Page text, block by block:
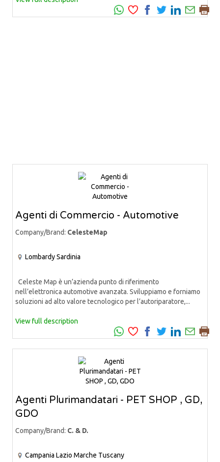
Agenti di Commercio - Automotive
Company/Brand: CelesteMap
LombardySardinia
Celeste Map è un’azienda punto di riferimento
nell’elettronica automotive avanzata. Sviluppiamo e forniamo
soluzioni ad alto valore tecnologico per l’autoriparatore,...
View full description
Agenti Plurimandatari - PET SHOP , GD,
GDO
Company/Brand: C. & D.
Campania Lazio Marche Tuscany